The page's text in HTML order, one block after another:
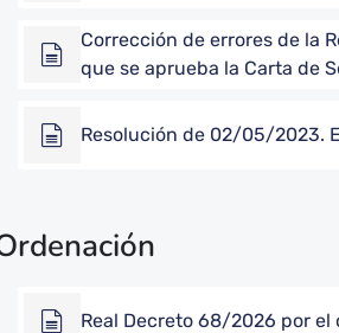
Corrección de errores de la
que se aprueba la Carta de
Resolución de 02/05/2023.
Real Decreto 68/2026 por